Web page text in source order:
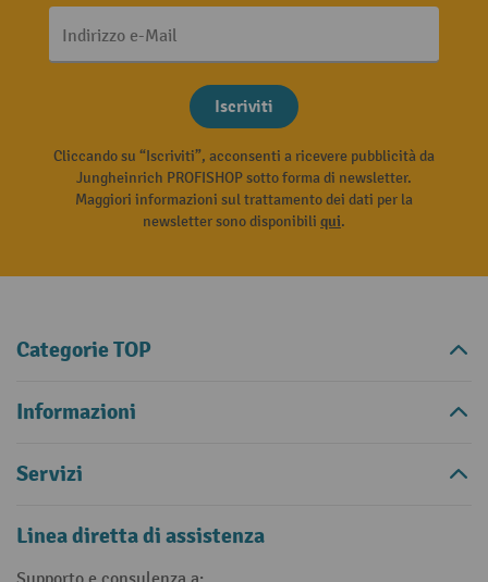
Indirizzo e-Mail
Iscriviti
Cliccando su “Iscriviti”, acconsenti a ricevere pubblicità da
Jungheinrich PROFISHOP sotto forma di newsletter.
Maggiori informazioni sul trattamento dei dati per la
newsletter sono disponibili qui.
Categorie TOP
Informazioni
Servizi
Linea diretta di assistenza